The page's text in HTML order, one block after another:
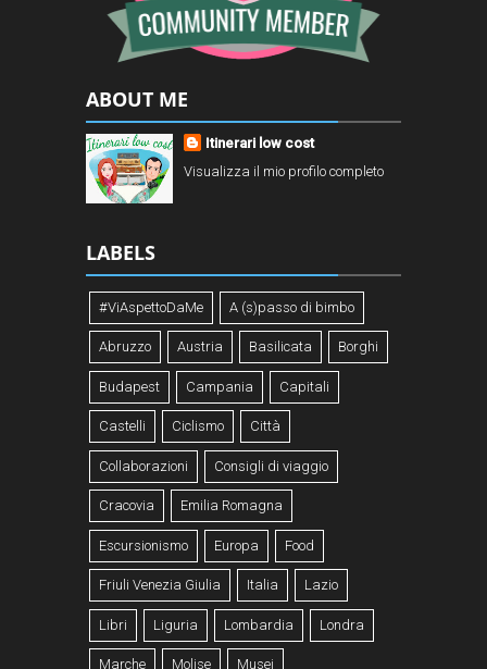
ABOUT ME
Itinerari low cost
Visualizza il mio profilo completo
LABELS
#ViAspettoDaMe A (s)passo di bimbo
Abruzzo Austria Basilicata Borghi
Budapest Campania Capitali
Castelli Ciclismo Città
Collaborazioni Consigli di viaggio
Cracovia Emilia Romagna
Escursionismo Europa Food
Friuli Venezia Giulia Italia Lazio
Libri Liguria Lombardia Londra
Marche Molise Musei